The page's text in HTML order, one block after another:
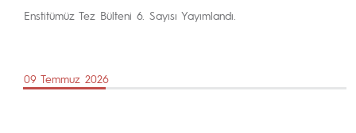
Enstitümüz Tez Bülteni 6. Sayısı Yayımlandı.
09 Temmuz 2026